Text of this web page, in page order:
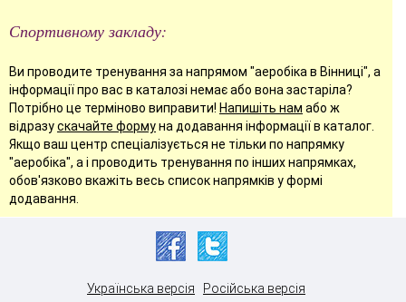
Спортивному закладу:
Ви проводите тренування за напрямом "аеробіка в Вінниці", а
інформації про вас в каталозі немає або вона застаріла?
Потрібно це терміново виправити! Напишіть нам або ж
відразускачайте формуна додавання інформації в каталог.
Якщо ваш центр спеціалізується не тільки по напрямку
"аеробіка", а і проводить тренування по інших напрямках,
обов'язково вкажіть весь список напрямків у формі
додавання.
Українська версія Російська версія